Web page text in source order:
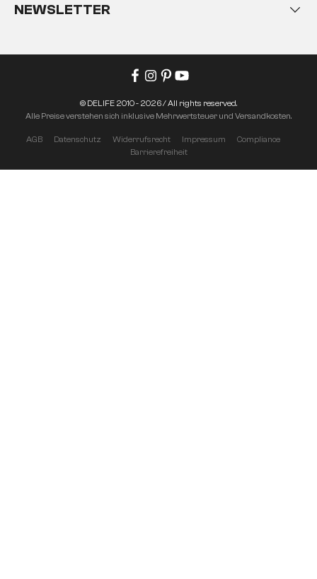
NEWSLETTER
AGB Datenschutz Widerrufsrecht Impressum
Compliance
Barrierefreiheit
© DELIFE 2010 - 2026 / All rights reserved.
Alle Preise verstehen sich inklusive Mehrwertsteuer und Versandkosten.